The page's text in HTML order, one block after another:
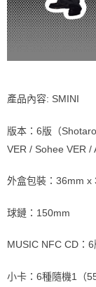
產品內容: SMINI
版本：6版（
VER / Sohee VER /
外盒包裝：36mm x
球鏈：150mm
MUSIC NFC CD：6
小卡：6種隨機1（